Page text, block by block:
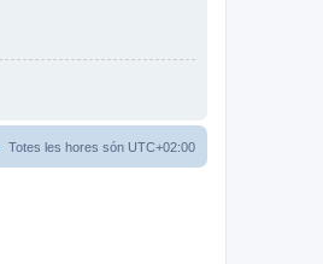
Totes les hores són UTC+02:00